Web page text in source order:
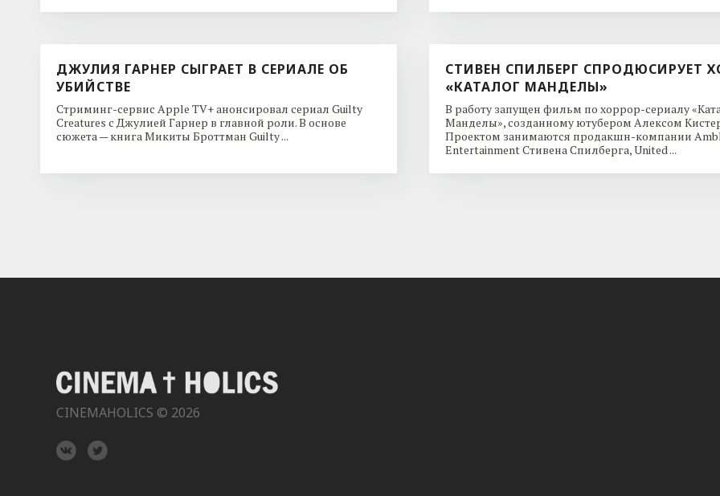
ДЖУЛИЯ ГАРНЕР СЫГРАЕТ В СЕРИАЛЕ ОБ
УБИЙСТВЕ
Стриминг-сервис Apple TV+ анонсировал сериал Guilty
Creatures с Джулией Гарнер в главной роли. В основе
сюжета — книга Микиты Броттман Guilty ...
СТИВЕН СПИЛБЕРГ СПРОДЮСИРУЕТ
«КАТАЛОГ МАНДЕЛЫ»
В работу запущен фильм по хоррор-сериалу
Манделы», созданному ютубером Алексом
Проектом занимаются продакшн-компании
Entertainment Стивена Спилберга, United ...
CINEMAHOLICS © 2026